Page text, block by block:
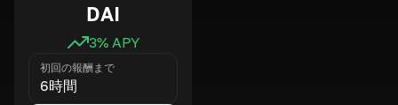
DAI
3% APY
初回の報酬まで
6時間